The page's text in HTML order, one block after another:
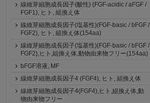
線維芽細胞成長因子(酸性) (FGF-acidic / aFGF /
FGF1), ヒト, 組換え体
線維芽細胞成長因子(塩基性)(FGF-basic / bFGF /
FGF2), ヒト, 組換え体(154aa)
線維芽細胞成長因子(塩基性)(FGF-basic / bFGF /
FGF2),ヒト,組換え体,動物由来物フリー(154aa)
bFGF溶液, MF
線維芽細胞成長因子4 (FGF4), ヒト, 組換え体
線維芽細胞成長因子4(FGF4),ヒト,組換え体,動
物由来物フリー